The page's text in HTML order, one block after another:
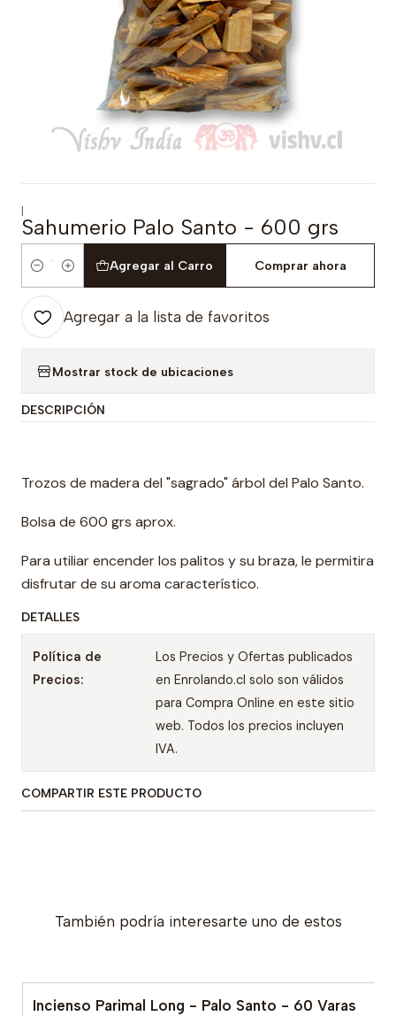
|
Sahumerio Palo Santo - 600 grs
Cantidad
Agregar al Carro Comprar ahora
Agregar a la lista de favoritos
Mostrar stock de ubicaciones
DESCRIPCIÓN
Trozos de madera del "sagrado" árbol del Palo Santo.
Bolsa de 600 grs aprox.
Para utiliar encender los palitos y su braza, le permitira
disfrutar de su aroma característico.
DETALLES
Política de
Precios:
Los Precios y Ofertas publicados
en Enrolando.cl solo son válidos
para Compra Online en este sitio
web. Todos los precios incluyen
IVA.
COMPARTIR ESTE PRODUCTO
También podría interesarte uno de estos
Incienso Parimal Long - Palo Santo - 60 Varas